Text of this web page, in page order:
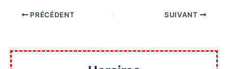
PRÉCÉDENT SUIVANT